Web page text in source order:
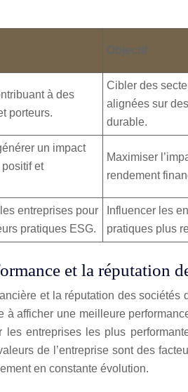
Objectif
à des
porteurs.
Cibler des
alignées sur
durable.
un impact
et
Maximiser
rendement
entreprises pour
pratiques ESG.
Influencer les
pratiques plus
et la réputation
et la réputation des
à afficher une meilleure
entreprises les plus
de l’entreprise sont des
en constante évolution.